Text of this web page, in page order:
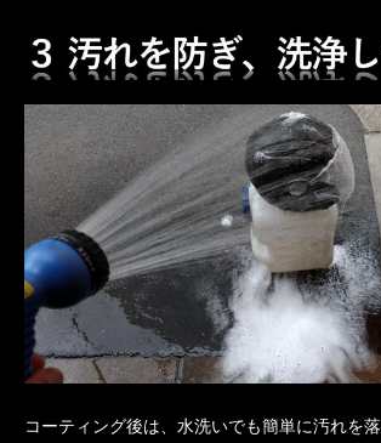
コーティング後は、水洗いでも簡単に汚れを